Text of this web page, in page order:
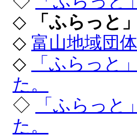
◇
「ふらっと
◇ 富山地域団
◇
「ふらっと
た。
◇
「ふらっ
た。